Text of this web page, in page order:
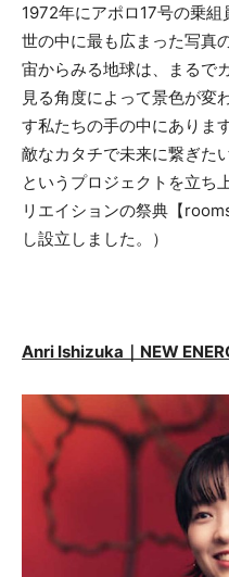
1972年にアポロ17号の乗組
世の中に最も広まった写真
宙からみる地球は、まるで
見る角度によって景色が変
す私たちの手の中にありま
敵なカタチで未来に繋ぎた
というプロジェクトを立ち
リエイションの祭典【
し設立しました。）
Anri Ishizuka｜NEW